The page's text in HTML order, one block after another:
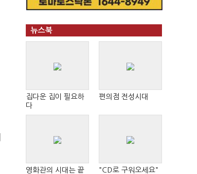
뉴스북
집다운 집이 필요하
다
편의점 전성시대
영화관의 시대는 끝
"CD로 구워오세요"